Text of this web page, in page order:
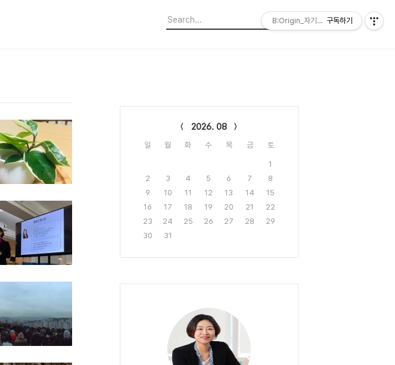
2026. 08
일 월 화 수 목 금 토
1
2
3 4 5 6 7
8
9
10 11 12 13 14
15
16
17 18 19 20 21
22
23
24 25 26 27 28
29
30
31
B:Origin_자기다움을 디자인합니다
구독하기